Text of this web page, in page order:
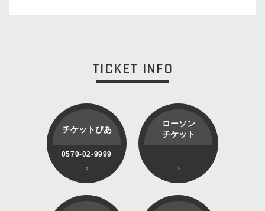
TICKET INFO
チケットぴあ
0570-02-9999
ローソン
チケット